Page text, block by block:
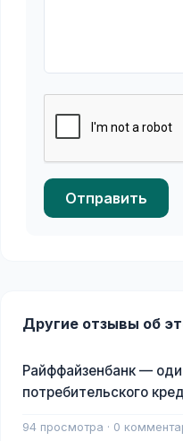
Отправить
Другие отзывы об
Райффайзенбанк —
потребительского
94 просмотра · 0